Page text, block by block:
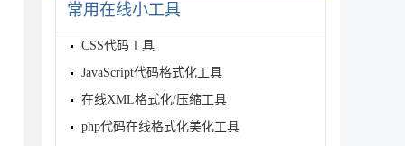
常用在线小工具
CSS代码工具
JavaScript代码格式化工具
在线XML格式化/压缩工具
php代码在线格式化美化工具